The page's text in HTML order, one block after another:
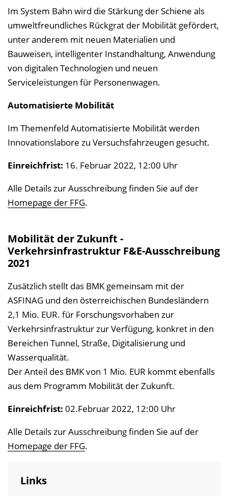
Im System Bahn wird die Stärkung der Schiene als
umweltfreundliches Rückgrat der Mobilität gefördert,
unter anderem mit neuen Materialien und
Bauweisen, intelligenter Instandhaltung, Anwendung
von digitalen Technologien und neuen
Serviceleistungen für Personenwagen.
Automatisierte Mobilität
Im Themenfeld Automatisierte Mobilität werden
Innovationslabore zu Versuchsfahrzeugen gesucht.
Einreichfrist: 16. Februar 2022, 12:00 Uhr
Alle Details zur Ausschreibung finden Sie auf der
Homepage der FFG.
Mobilität der Zukunft -
Verkehrsinfrastruktur F&E-Ausschreibung
2021
Zusätzlich stellt das BMK gemeinsam mit der
ASFINAG und den österreichischen Bundesländern
2,1 Mio. EUR. für Forschungsvorhaben zur
Verkehrsinfrastruktur zur Verfügung, konkret in den
Bereichen Tunnel, Straße, Digitalisierung und
Wasserqualität.
Der Anteil des BMK von 1 Mio. EUR kommt ebenfalls
aus dem Programm Mobilität der Zukunft.
Einreichfrist: 02.Februar 2022, 12:00 Uhr
Alle Details zur Ausschreibung finden Sie auf der
Homepage der FFG.
Links